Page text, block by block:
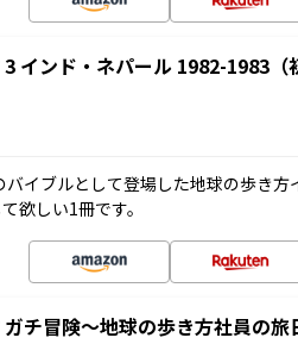
インド・ネパール 1982-1983（
バイブルとして登場した地球の歩き
欲しい1冊です。
チ冒険～地球の歩き方社員の旅